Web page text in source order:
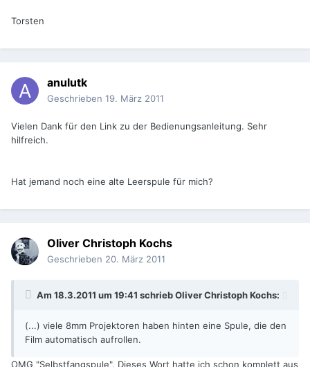
Torsten
anulutk
Geschrieben 19. März 2011
Vielen Dank für den Link zu der Bedienungsanleitung. Sehr
hilfreich.
Hat jemand noch eine alte Leerspule für mich?
Oliver Christoph Kochs
Geschrieben 20. März 2011
Am 18.3.2011 um 19:41 schrieb Oliver Christoph Kochs:
(...) viele 8mm Projektoren haben hinten eine Spule, die den
Film automatisch aufrollen.
OMG "Selbstfangspule". Dieses Wort hatte ich schon komplett aus